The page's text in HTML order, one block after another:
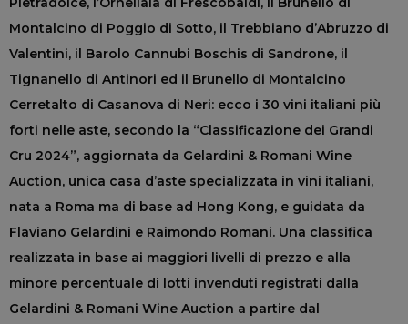
Montalcino di Poggio di Sotto, il Trebbiano d’Abruzzo di
Valentini, il Barolo Cannubi Boschis di Sandrone, il
Tignanello di Antinori ed il Brunello di Montalcino
Cerretalto di Casanova di Neri: ecco i 30 vini italiani più
forti nelle aste, secondo la “Classificazione dei Grandi
Cru 2024”, aggiornata da Gelardini & Romani Wine
Auction, unica casa d’aste specializzata in vini italiani,
nata a Roma ma di base ad Hong Kong, e guidata da
Flaviano Gelardini e Raimondo Romani. Una classifica
realizzata in base ai maggiori livelli di prezzo e alla
minore percentuale di lotti invenduti registrati dalla
Gelardini & Romani Wine Auction a partire dal